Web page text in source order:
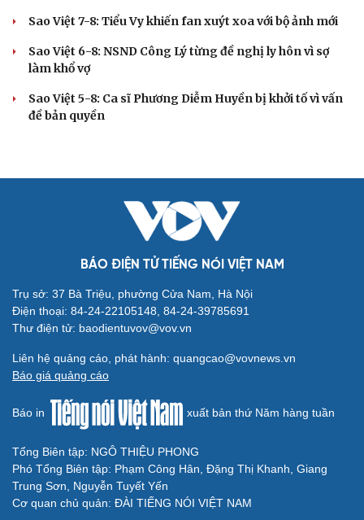
Sao Việt 7-8: Tiểu Vy khiến fan xuýt xoa với bộ ảnh mới
Sao Việt 6-8: NSND Công Lý từng đề nghị ly hôn vì sợ
làm khổ vợ
Sao Việt 5-8: Ca sĩ Phương Diễm Huyền bị khởi tố vì vấn
đề bản quyền
BÁO ĐIỆN TỬ TIẾNG NÓI VIỆT NAM
Trụ sở: 37 Bà Triệu, phường Cửa Nam, Hà Nội
Điện thoại: 84-24-22105148, 84-24-39785691
Thư điện tử: baodientuvov@vov.vn
Liên hệ quảng cáo, phát hành: quangcao@vovnews.vn
Báo giá quảng cáo
Báo in xuất bản thứ Năm hàng tuần
Tổng Biên tập: NGÔ THIỆU PHONG
Phó Tổng Biên tập: Phạm Công Hân, Đặng Thị Khanh, Giang
Trung Sơn, Nguyễn Tuyết Yến
Cơ quan chủ quản: ĐÀI TIẾNG NÓI VIỆT NAM